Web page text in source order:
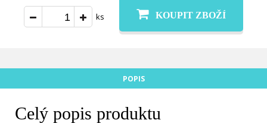
ks KOUPIT ZBOŽÍ
POPIS
Celý popis produktu